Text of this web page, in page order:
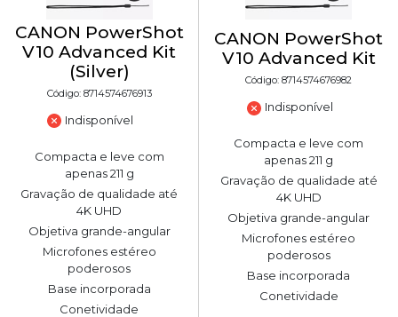
CANON PowerShot
V10 Advanced Kit
(Silver)
Código: 8714574676913
Indisponível
Compacta e leve com
apenas 211 g
Gravação de qualidade até
4K UHD
Objetiva grande-angular
Microfones estéreo
poderosos
Base incorporada
Conetividade
CANON PowerShot
V10 Advanced Kit
Código: 8714574676982
Indisponível
Compacta e leve com
apenas 211 g
Gravação de qualidade até
4K UHD
Objetiva grande-angular
Microfones estéreo
poderosos
Base incorporada
Conetividade